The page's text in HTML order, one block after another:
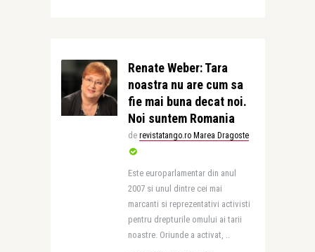
Renate Weber: Tara
noastra nu are cum sa
fie mai buna decat noi.
Noi suntem Romania
de revistatango.ro Marea Dragoste
Este europarlamentar din anul
2007 si unul dintre cei mai
marcanti si reprezentativi activisti
pentru drepturile omului ai tarii
noastre. Oriunde a activat, ..